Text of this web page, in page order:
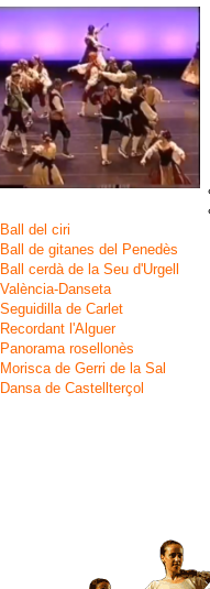
Ball del ciri
Ball de gitanes del Penedès
Ball cerdà de la Seu d'Urgell
València-Danseta
Seguidilla de Carlet
Recordant l'Alguer
Panorama rosellonès
Morisca de Gerri de la Sal
Dansa de Castellterçol